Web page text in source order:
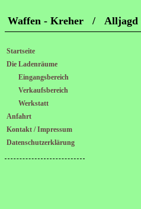
Waffen - Kreher / Alljagd -
Startseite
Die Ladenräume
Eingangsbereich
Verkaufsbereich
Werkstatt
Anfahrt
Kontakt / Impressum
Datenschutzerklärung